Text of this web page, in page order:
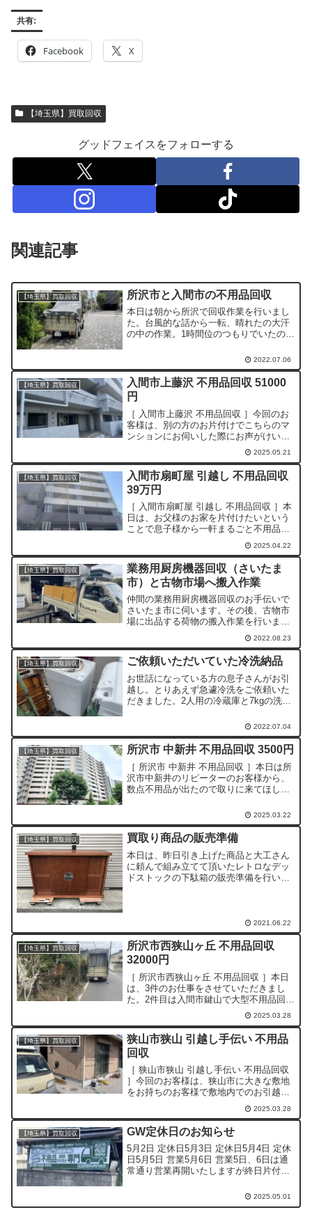
共有:
Facebook X
【埼玉県】買取回収
グッドフェイスをフォローする
関連記事
【埼玉県】買取回収 所沢市と入間市の不用品回収
本日は朝から所沢で回収作業を行いまし
た。台風的な話から一転、晴れたの大汗
の中の作業。1時間位のつもりでいたの
てしまったので、ご飯も食べず午後の入
間市の回収に向かいました。とても充実
した1日でした。ご用命...
2022.07.06
【埼玉県】買取回収
入間市上藤沢 不用品回収 51000
円
［ 入間市上藤沢 不用品回収 ］今回のお
客様は、別の方のお片付けでこちらのマ
ンションにお伺いした際にお声がけいた
だき、ご依頼いただきました！費用 :
51000円（税込）作業時間 : 30分作業人
数 : 2人特大家具1台、大型家具2台、2
人...
2025.05.21
【埼玉県】買取回収
入間市扇町屋 引越し 不用品回収
39万円
［ 入間市扇町屋 引越し 不用品回収 ］本
日は、お父様のお家を片付けたいという
ことで息子様から一軒まるごと不用品回
収のご依頼をいただきました。費用 :
390,000円（税込）作業時間 : 4日（1日平
均6時間）作業人数 : 2人×3日、3...
2025.04.22
【埼玉県】買取回収
業務用厨房機器回収（さいたま
市）と古物市場へ搬入作業
仲間の業務用厨房機器回収のお手伝いで
さいたま市に伺います。その後、古物市
場に出品する荷物の搬入作業を行いま
す。日頃皆様から回収させて頂いたお荷
物たちを、個々では価値の少ない物で
も、大量にまとめる事で値段をつけてい
ただいています。もちろん買取...
2022.08.23
【埼玉県】買取回収 ご依頼いただいていた冷洗納品
お世話になっている方の息子さんがお引
越し。とりあえず急遽冷洗をご依頼いた
だきました。2人用の冷蔵庫と7kgの洗濯
した。夜には納品です。ありがとうござ
いました。
2022.07.04
【埼玉県】買取回収 所沢市 中新井 不用品回収 3500円
［ 所沢市 中新井 不用品回収 ］本日は所
沢市中新井のリピーターのお客様から、
数点不用品が出たので取りに来てほしい
3500円（税込）作業時間 : 5分 （お話時
間20分）作業人数 : 2人（ 追加の人件...
2025.03.22
【埼玉県】買取回収 買取り商品の販売準備
本日は、昨日引き上げた商品と大工さん
に頼んで組み立てて頂いたレトロなデッ
ドストックの下駄箱の販売準備を行いま
2021.06.22
【埼玉県】買取回収
所沢市西狭山ヶ丘 不用品回収
32000円
［ 所沢市西狭山ヶ丘 不用品回収 ］本日
は、3件のお仕事をさせていただきまし
た。2件目は入間市鍵山で大型不用品回収
のご依頼をいただき、お見積もりをさせ
ていただきました。成約いたしましたの
で4月に回収させていただきます。ありが
とうございます！...
2025.03.28
【埼玉県】買取回収
狭山市狭山 引越し手伝い 不用品
回収
［ 狭山市狭山 引越し手伝い 不用品回収
］今回のお客様は、狭山市に大きな敷地
をお持ちのお客様で敷地内でのお引越し
の際に出る不用品回収と、お引越しのお
手伝いでご依頼いただきました。今日と
明日の合計2日で行います。本日は狭山市
のご自宅から所沢...
2025.03.28
【埼玉県】買取回収 GW定休日のお知らせ
5月2日 定休日5月3日 定休日5月4日 定休
日5月5日 営業5月6日 営業5日、6日は通
常通り営業再開いたしますが終日片付け
対応ができませんのでよろしくお願いい
たします。
2025.05.01